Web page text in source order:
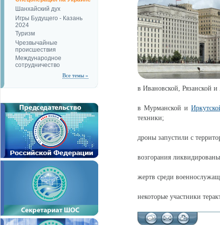
Шанхайский дух
Игры Будущего - Казань
2024
Туризм
Чрезвычайные
происшествия
Международное
сотрудничество
Все темы »
в Ивановской, Рязанской и
в Мурманской и
техники;
дроны запустили с
возгорания
жертв среди
некоторые участники